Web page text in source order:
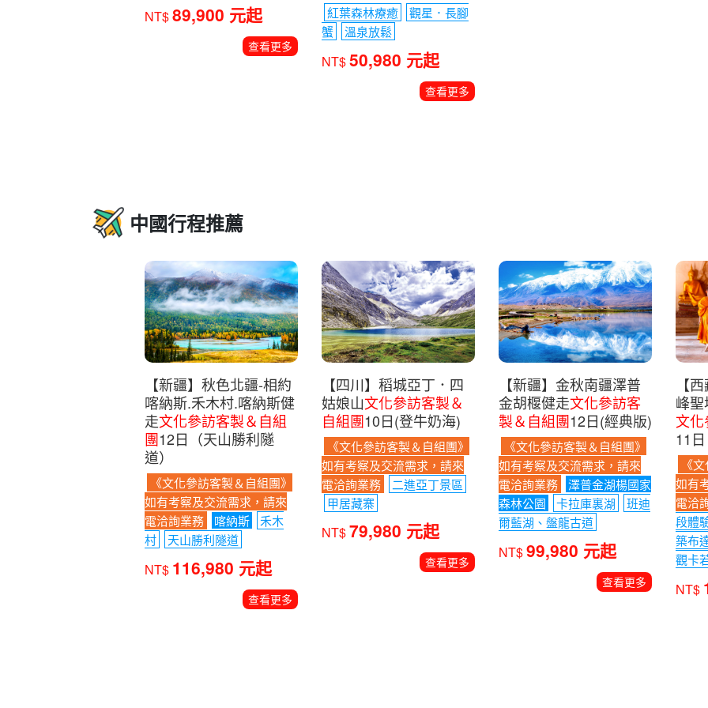
日本屋久島(繩文杉 +白谷雲
指宿沙浴、溫泉飯
紅葉森林療癒
觀星．長腳
蟹
溫泉放鬆
NT$50,980 元起
查看更多
中國行程推薦
【新疆】秋色北疆-相約
喀納斯.禾木村.喀納斯健
走文化參訪客製＆自組
團12日（天山勝利隧
道）
《文化參訪客製＆自組團》
如有考察及交流需求，請來
喀納斯
禾木
村
天山勝利隧道
116,980 元起
【四川】稻城亞丁．四
姑娘山文化參訪客製＆
自組團10日(登牛奶海)
《文化參訪客製＆自組團》
如有考察及交流需求，請來
電洽詢業務
二進亞丁景區
甲居藏寨
79,980 元起
【新疆】金秋南疆澤普
金胡椻健走文化參訪客
製＆自組團12日(經典版)
《文化參訪客製＆自組團》
如有考察及交流需求，請來
電洽詢業務
澤普金湖楊國家
卡拉庫裏湖
爾藍湖、盤龍古道
99,980 元起
【
峰
文
11日
《文
如有
電洽
段體
觀卡